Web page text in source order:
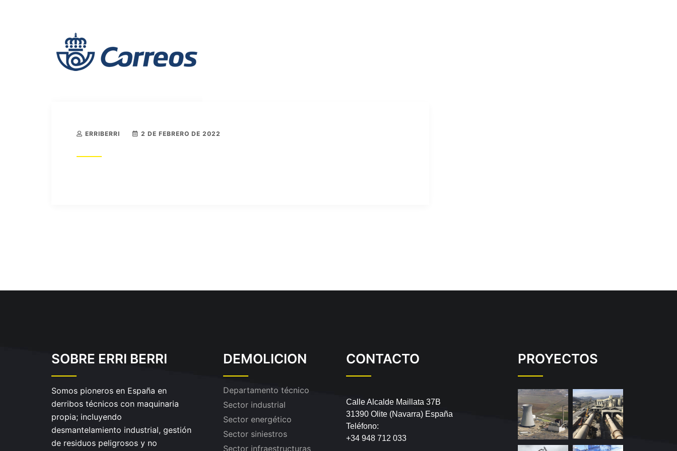
ERRIBERRI 2 DE FEBRERO DE 2022
SOBRE ERRI BERRI
Somos pioneros en España en
derribos técnicos con maquinaria
propia; incluyendo
desmantelamiento industrial, gestión
de residuos peligrosos y no
DEMOLICION
Departamento técnico
Sector industrial
Sector energético
Sector siniestros
Sector infraestructuras
CONTACTO
Calle Alcalde Maillata 37B
31390 Olite (Navarra) España
Teléfono:
+34 948 712 033
PROYECTOS